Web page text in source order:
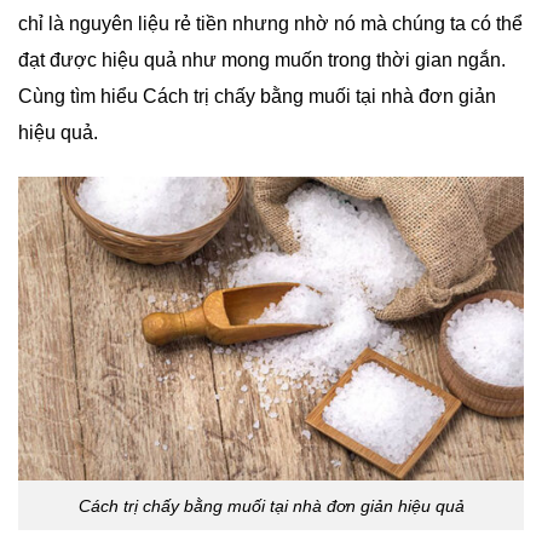
chỉ là nguyên liệu rẻ tiền nhưng nhờ nó mà chúng ta có thể
đạt được hiệu quả như mong muốn trong thời gian ngắn.
Cùng tìm hiểu Cách trị chấy bằng muối tại nhà đơn giản
hiệu quả.
Cách trị chấy bằng muối tại nhà đơn giản hiệu quả